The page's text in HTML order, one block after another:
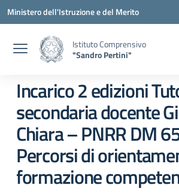
Vai ai contenuti
Vai al menu di navigazione
Vai al footer
Ministero dell'Istruzione e del Merito
Istituto Comprensivo
"Sandro Pertini"
Incarico 2 edizioni
secondaria docente
Chiara – PNRR DM
Percorsi di
formazione